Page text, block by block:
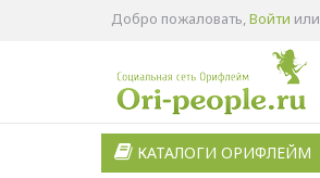
Добро пожаловать,Войти или
КАТАЛОГИ ОРИФЛЕЙМ